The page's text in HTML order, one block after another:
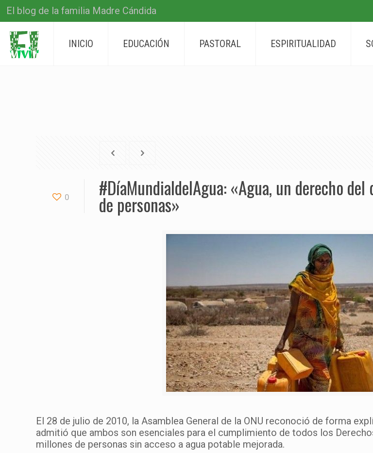
El blog de la familia Madre Cándida
INICIO EDUCACIÓN PASTORAL ESPIRITUALIDAD
0 #DíaMundialdelAgua: «Agua, un derecho
de personas»
El 28 de julio de 2010, la Asamblea General de la ONU reconoció de forma
admitió que ambos son esenciales para el cumplimiento de todos los
millones de personas sin acceso a agua potable mejorada.